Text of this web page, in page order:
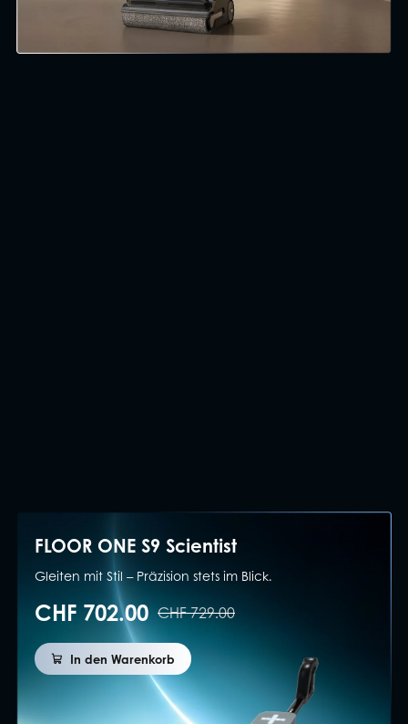
FLOOR ONE S9 Scientist
Gleiten mit Stil – Präzision stets im Blick.
CHF 702.00 CHF 729.00
In den Warenkorb